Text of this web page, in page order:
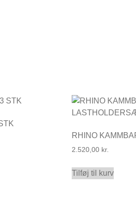
RHINO
2.520,00 kr.
Tilføj til kurv